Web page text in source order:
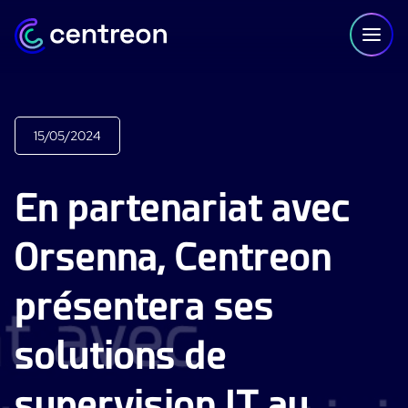
PLATEFORME
Centreon Infra Monitoring - Démo Produit
Centreon Infra Monitoring - Essai gratuit
Centreon Experience Monitoring - Démo Produit
Centreon Experience Monitoring - Essai Gratuit
IT Infrastructure Monitoring
15/05/2024
En partenariat avec
Orsenna, Centreon
présentera ses
solutions de